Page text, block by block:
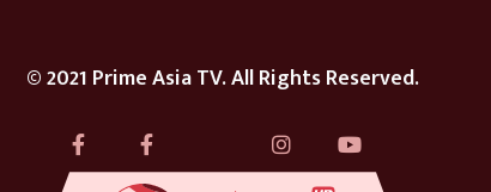
© 2021 Prime Asia TV. All Rights Reserved.